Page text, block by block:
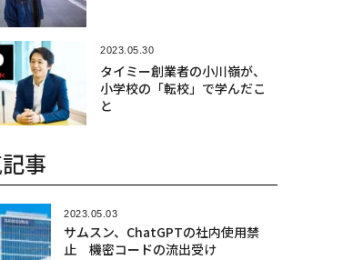
2023.05.30
タイミー創業者の小川嶺が、
小学校の「転校」で学んだこ
と
事
2023.05.03
サムスン、ChatGPTの社内使用禁
止 機密コードの流出受け